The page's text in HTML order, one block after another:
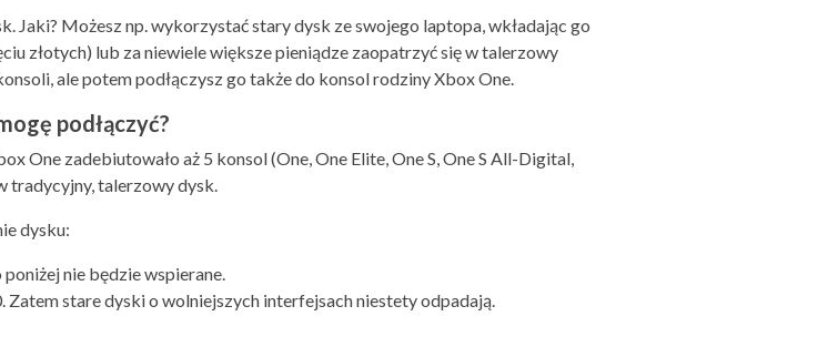
Jaki? Możesz np. wykorzystać stary dysk ze swojego laptopa, wkładając go
złotych) lub za niewiele większe pieniądze zaopatrzyć się w talerzowy
ale potem podłączysz go także do konsol rodziny Xbox One.
podłączyć?
One zadebiutowało aż 5 konsol (One, One Elite, One S, One S All-Digital,
tradycyjny, talerzowy dysk.
dysku:
nie będzie wspierane.
stare dyski o wolniejszych interfejsach niestety odpadają.